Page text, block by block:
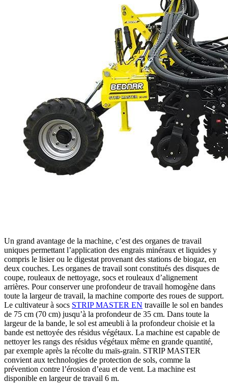
Un grand avantage de la machine, c’est des organes de travail
uniques permettant l’application des engrais minéraux et liquides y
compris le lisier ou le digestat provenant des stations de biogaz, en
deux couches. Les organes de travail sont constitués des disques de
coupe, rouleaux de nettoyage, socs et rouleaux d’alignement
arrières. Pour conserver une profondeur de travail homogène dans
toute la largeur de travail, la machine comporte des roues de support.
Le cultivateur à socs STRIP MASTER EN travaille le sol en bandes
de 75 cm (70 cm) jusqu’à la profondeur de 35 cm. Dans toute la
largeur de la bande, le sol est ameubli à la profondeur choisie et la
bande est nettoyée des résidus végétaux. La machine est capable de
nettoyer les rangs des résidus végétaux même en grande quantité,
par exemple après la récolte du maïs-grain. STRIP MASTER
convient aux technologies de protection de sols, comme la
prévention contre l’érosion d’eau et de vent. La machine est
disponible en largeur de travail 6 m.